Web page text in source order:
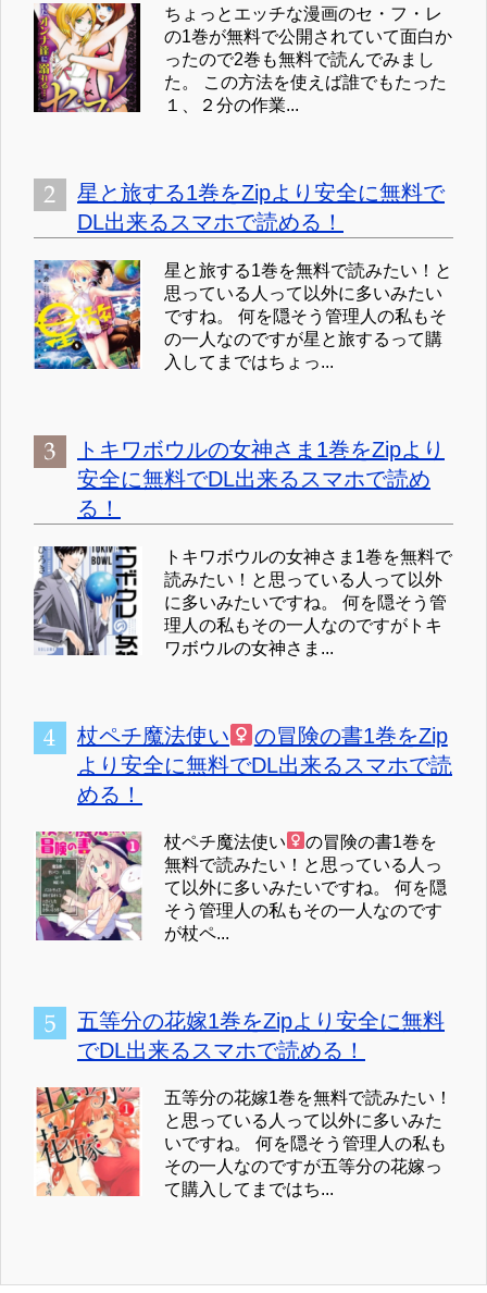
ちょっとエッチな漫画のセ・フ・レ
の1巻が無料で公開されていて面白か
ったので2巻も無料で読んでみまし
た。 この方法を使えば誰でもたった
１、２分の作業...
星と旅する1巻をZipより安全に無料で
DL出来るスマホで読める！
星と旅する1巻を無料で読みたい！と
思っている人って以外に多いみたい
ですね。 何を隠そう管理人の私もそ
の一人なのですが星と旅するって購
入してまではちょっ...
トキワボウルの女神さま1巻をZipより
安全に無料でDL出来るスマホで読め
る！
トキワボウルの女神さま1巻を無料で
読みたい！と思っている人って以外
に多いみたいですね。 何を隠そう管
理人の私もその一人なのですがトキ
ワボウルの女神さま...
杖ペチ魔法使い
の冒険の書1巻をZip
より安全に無料でDL出来るスマホで読
める！
杖ペチ魔法使い
の冒険の書1巻を
無料で読みたい！と思っている人っ
て以外に多いみたいですね。 何を隠
そう管理人の私もその一人なのです
が杖ペ...
五等分の花嫁1巻をZipより安全に無料
でDL出来るスマホで読める！
五等分の花嫁1巻を無料で読みたい！
と思っている人って以外に多いみた
いですね。 何を隠そう管理人の私も
その一人なのですが五等分の花嫁っ
て購入してまではち...